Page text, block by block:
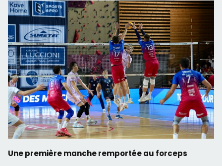
Une première manche remportée au forceps